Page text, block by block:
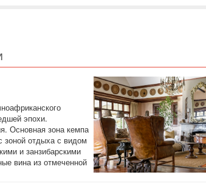
Позвольте себе роскошное
программу тура включено
в лучших лоджах Африки.
Великую Миграцию, а в
сафари в кратере древнего
находящиеся на грани
тур на сафари
VIP ТУР НА САФАРИ В
НОЧИ
эпохи.
Основная зона кемпа
зоной отдыха с видом
и занзибарскими
вина из отмеченной